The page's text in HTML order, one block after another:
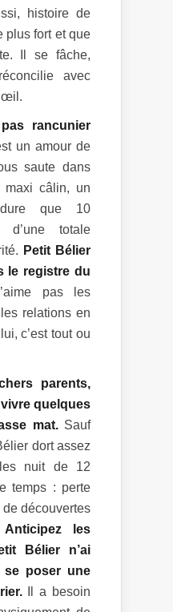
histoire de
plus fort et que
Il se fâche,
avec
rancunier
un amour de
saute dans
maxi câlin, un
que 10
d’une totale
Petit Bélier
le registre du
pas les
relations en
c’est tout ou
parents,
quelques
mat.Sauf
dort assez
nuit de 12
temps : perte
découvertes
Anticipez les
Bélier n’ai
poser une
Il a besoin